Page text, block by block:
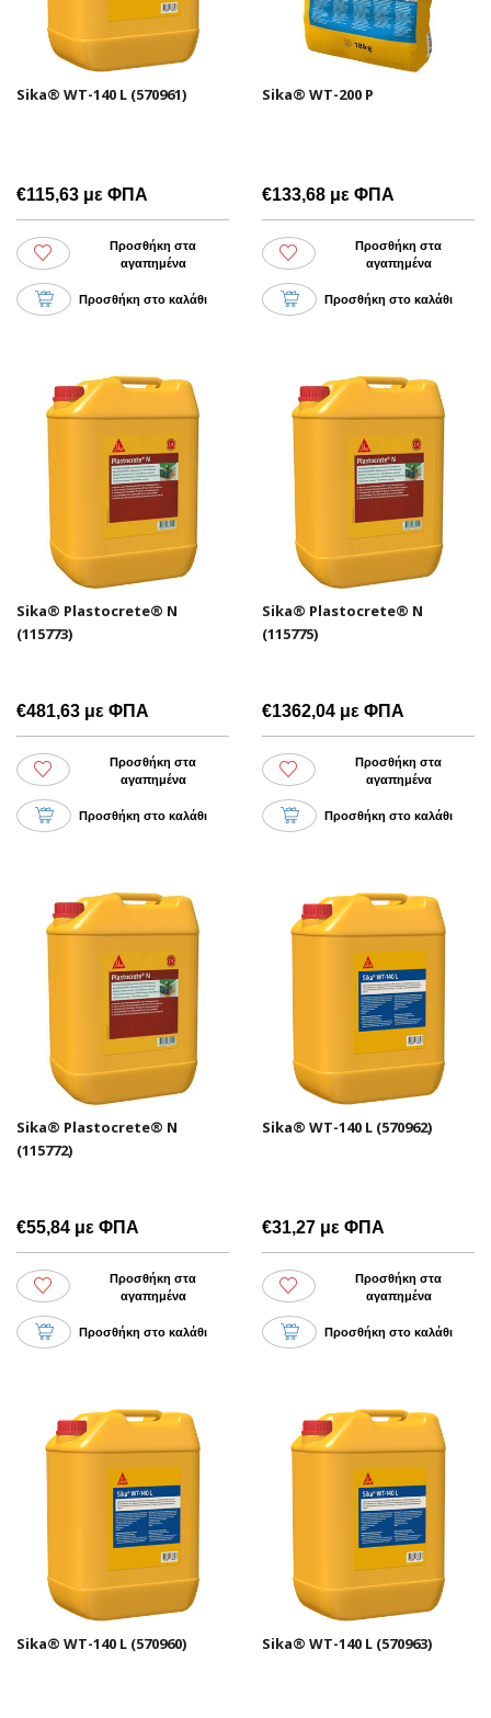
Sika® WT-140 L (570961)
€115,63 με ΦΠΑ
Προσθήκη στα
αγαπημένα
Προσθήκη στο καλάθι
Sika® WT-200 P
€133,68 με ΦΠΑ
Προσθήκη στα
αγαπημένα
Προσθήκη στο καλάθι
Sika® Plastocrete® N
(115773)
€481,63 με ΦΠΑ
Προσθήκη στα
αγαπημένα
Προσθήκη στο καλάθι
Sika® Plastocrete® N
(115775)
€1362,04 με ΦΠΑ
Προσθήκη στα
αγαπημένα
Προσθήκη στο καλάθι
Sika® Plastocrete® N
(115772)
€55,84 με ΦΠΑ
Προσθήκη στα
αγαπημένα
Προσθήκη στο καλάθι
Sika® WT-140 L (570962)
€31,27 με ΦΠΑ
Προσθήκη στα
αγαπημένα
Προσθήκη στο καλάθι
Sika® WT-140 L (570960) Sika® WT-140 L (570963)